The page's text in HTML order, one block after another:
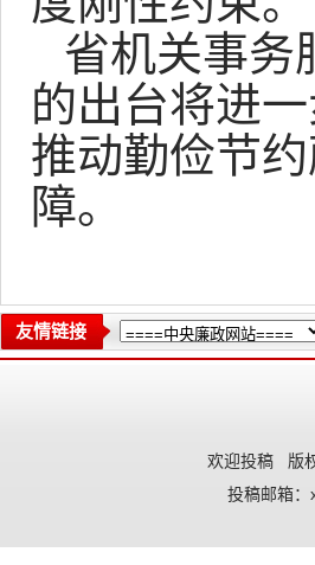
省机关事务
的出台将进
推动勤俭节
障。
友情链接
欢迎投稿 版
投稿邮箱：